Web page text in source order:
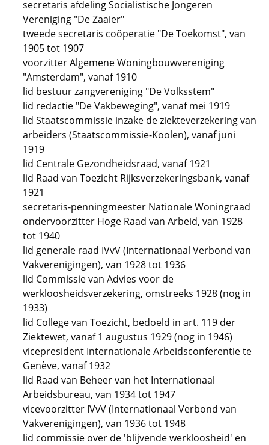
secretaris afdeling Socialistische Jongeren
Vereniging "De Zaaier"
tweede secretaris coöperatie "De Toekomst", van
1905 tot 1907
voorzitter Algemene Woningbouwvereniging
"Amsterdam", vanaf 1910
lid bestuur zangvereniging "De Volksstem"
lid redactie "De Vakbeweging", vanaf mei 1919
lid Staatscommissie inzake de ziekteverzekering van
arbeiders (Staatscommissie-Koolen), vanaf juni
1919
lid Centrale Gezondheidsraad, vanaf 1921
lid Raad van Toezicht Rijksverzekeringsbank, vanaf
1921
secretaris-penningmeester Nationale Woningraad
ondervoorzitter Hoge Raad van Arbeid, van 1928
tot 1940
lid generale raad IVvV (Internationaal Verbond van
Vakverenigingen), van 1928 tot 1936
lid Commissie van Advies voor de
werkloosheidsverzekering, omstreeks 1928 (nog in
1933)
lid College van Toezicht, bedoeld in art. 119 der
Ziektewet, vanaf 1 augustus 1929 (nog in 1946)
vicepresident Internationale Arbeidsconferentie te
Genève, vanaf 1932
lid Raad van Beheer van het Internationaal
Arbeidsbureau, van 1934 tot 1947
vicevoorzitter IVvV (Internationaal Verbond van
Vakverenigingen), van 1936 tot 1948
lid commissie over de 'blijvende werkloosheid' en